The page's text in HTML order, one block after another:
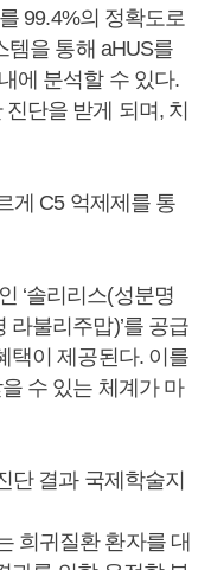
99.4%의 정확도로
템을 통해 aHUS를
에 분석할 수 있다.
단을 받게 되며, 치
게 C5 억제제를 통
‘솔리리스(성분명
라불리주맙)’를 공급
택이 제공된다. 이를
수 있는 체계가 마
단 결과 국제학술지
희귀질환 환자를 대